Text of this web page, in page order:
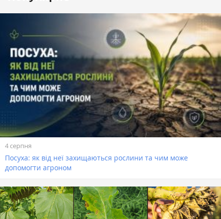
4 серпня
Посуха: як від неї захищаються рослини та чим може
допомогти агроном